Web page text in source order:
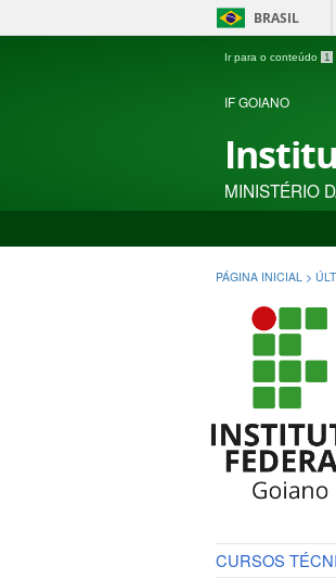
BRASIL
Ir para o conteúdo 1
IF GOIANO
MINISTÉRIO
PÁGINA INICIAL >
CURSOS